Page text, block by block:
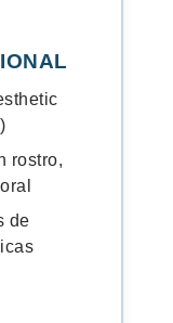
rostro,
de